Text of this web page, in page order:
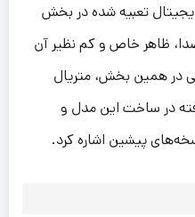
تعبیه شده در بخش
ظاهر خاص و کم نظیر آن
در همین بخش، متریال
در ساخت این مدل و
پیشین اشاره کرد.